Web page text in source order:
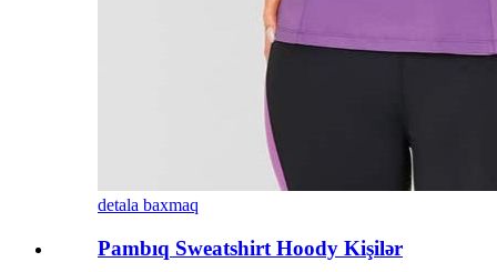
detala baxmaq
Pambıq Sweatshirt Hoody Kişilər